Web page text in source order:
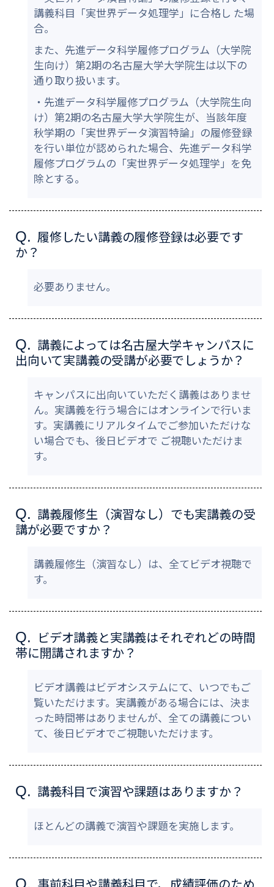
講義科目「実世界データ処理学」に合格し た場
合。
また、先進データ科学履修プログラム（大学院
生向け）第2期の名古屋大学大学院生は以下の
通り取り扱います。
・先進データ科学履修プログラム（大学院生向
け）第2期の名古屋大学大学院生が、当該年度
秋学期の「実世界データ演習特論」の履修登録
を行い単位が認められた場合、先進データ科学
履修プログラムの「実世界データ処理学」を免
除とする。
Q. 履修したい講義の履修登録は必要です
か？
必要ありません。
Q. 講義によっては名古屋大学キャンパスに
出向いて実講義の受講が必要でしょうか？
キャンパスに出向いていただく講義はありませ
ん。実講義を行う場合にはオンラインで行いま
す。実講義にリアルタイムでご参加いただけな
い場合でも、後日ビデオで ご視聴いただけま
す。
Q. 講義履修生（演習なし）でも実講義の受
講が必要ですか？
講義履修生（演習なし）は、全てビデオ視聴で
す。
Q. ビデオ講義と実講義はそれぞれどの時間
帯に開講されますか？
ビデオ講義はビデオシステムにて、いつでもご
覧いただけます。実講義がある場合には、決ま
った時間帯はありませんが、全ての講義につい
て、後日ビデオでご視聴いただけます。
Q. 講義科目で演習や課題はありますか？
ほとんどの講義で演習や課題を実施します。
Q.